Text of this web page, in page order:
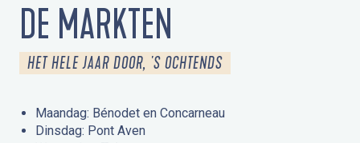
DE MARKTEN
HET HELE JAAR DOOR, 'S OCHTENDS
Maandag: Bénodet en Concarneau
Dinsdag: Pont Aven